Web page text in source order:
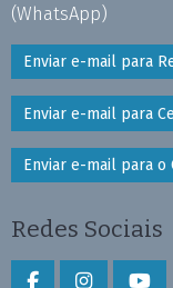
(WhatsApp)
Enviar e-mail para
Enviar e-mail para
Enviar e-mail para o
Redes Sociais